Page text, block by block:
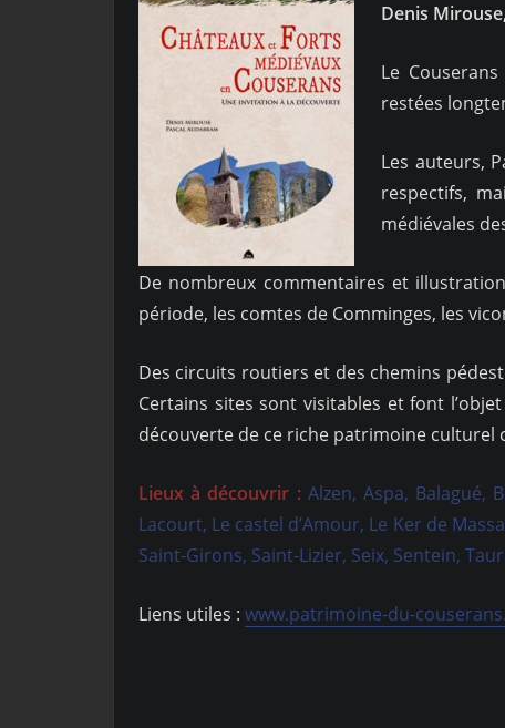
Denis
Le
restées
Les auteurs,
respectifs,
médiévales
De nombreux commentaires et
période, les comtes de Comminges, les
Des circuits routiers et des chemins
Certains sites sont visitables et font
découverte de ce riche patrimoine culturel
Lieux à découvrir :Alzen, Aspa, Balagué,
Lacourt, Le castel d’Amour, Le Ker de
Saint-Girons, Saint-Lizier, Seix, Sentein,
Liens utiles : www.patrimoine-du-